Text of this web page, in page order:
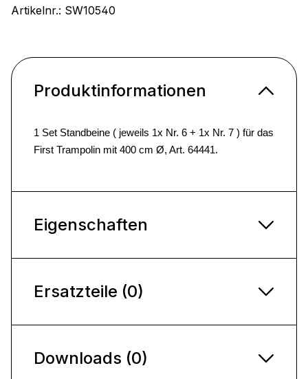
Artikelnr.: SW10540
Produktinformationen
1 Set Standbeine ( jeweils 1x Nr. 6 + 1x Nr. 7 ) für das
First Trampolin mit 400 cm Ø, Art. 64441.
Eigenschaften
Ersatzteile (0)
Downloads (0)